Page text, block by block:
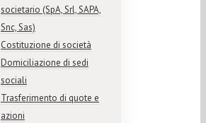
societario (SpA, Srl, SAPA,
Snc, Sas)
Costituzione di società
Domiciliazione di sedi
sociali
Trasferimento di quote e
azioni